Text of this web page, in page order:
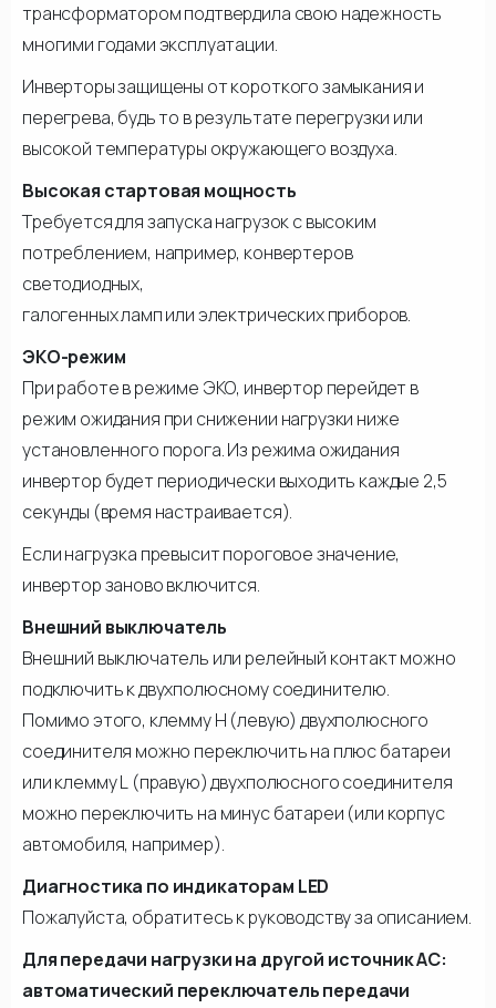
трансформатором подтвердила свою надежность
многими годами эксплуатации.
Инверторы защищены от короткого замыкания и
перегрева, будь то в результате перегрузки или
высокой температуры окружающего воздуха.
Высокая стартовая мощность
Требуется для запуска нагрузок с высоким
потреблением, например, конвертеров
светодиодных,
галогенных ламп или электрических приборов.
ЭКО-режим
При работе в режиме ЭКО, инвертор перейдет в
режим ожидания при снижении нагрузки ниже
установленного порога. Из режима ожидания
инвертор будет периодически выходить каждые 2,5
секунды (время настраивается).
Если нагрузка превысит пороговое значение,
инвертор заново включится.
Внешний выключатель
Внешний выключатель или релейный контакт можно
подключить к двухполюсному соединителю.
Помимо этого, клемму Н (левую) двухполюсного
соединителя можно переключить на плюс батареи
или клемму L (правую) двухполюсного соединителя
можно переключить на минус батареи (или корпус
автомобиля, например).
Диагностика по индикаторам LED
Пожалуйста, обратитесь к руководству за описанием.
Для передачи нагрузки на другой источник АС:
автоматический переключатель передачи